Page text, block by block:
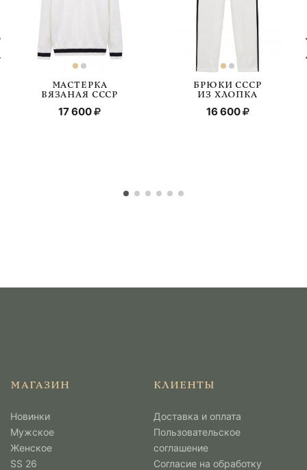
МАСТЕРКА
ВЯЗАНАЯ СССР
17 600
БРЮКИ СССР
ИЗ ХЛОПКА
16 600
МАГАЗИН
Новинки
Мужcкое
Женское
SS 26
КЛИЕНТЫ
Доставка и оплата
Пользовательское
соглашение
Согласие на обработку